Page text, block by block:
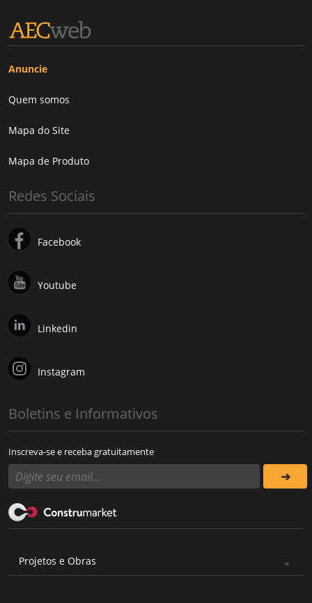
Anuncie
Quem somos
Mapa do Site
Mapa de Produto
Redes Sociais
Facebook
Youtube
Linkedin
Instagram
Boletins e Informativos
Inscreva-se e receba gratuitamente
Projetos e Obras